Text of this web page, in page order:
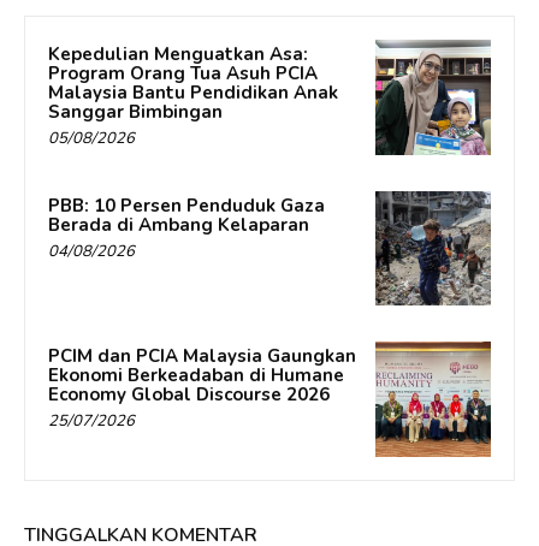
Kepedulian Menguatkan Asa:
Program Orang Tua Asuh PCIA
Malaysia Bantu Pendidikan Anak
Sanggar Bimbingan
05/08/2026
PBB: 10 Persen Penduduk Gaza
Berada di Ambang Kelaparan
04/08/2026
PCIM dan PCIA Malaysia Gaungkan
Ekonomi Berkeadaban di Humane
Economy Global Discourse 2026
25/07/2026
TINGGALKAN KOMENTAR